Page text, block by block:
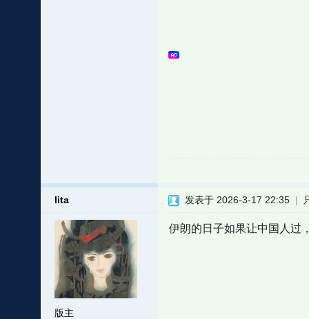
lita
版主
发表于 2026-3-17 22:35 |
伊朗的日子如果让中国人过